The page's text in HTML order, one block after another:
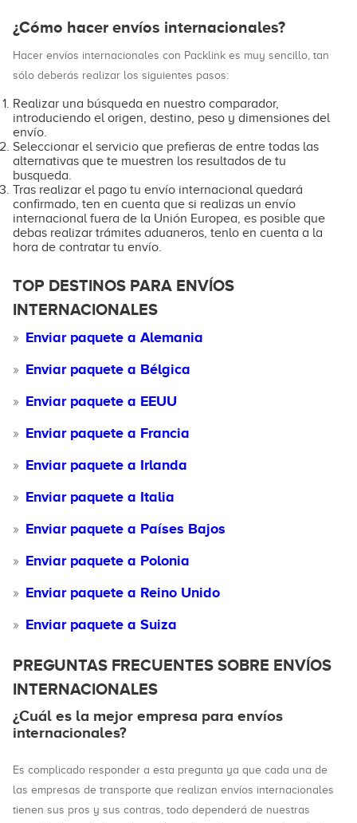
¿Cómo hacer envíos internacionales?
Hacer envíos internacionales con Packlink es muy sencillo, tan
sólo deberás realizar los siguientes pasos:
Realizar una búsqueda en nuestro comparador,
introduciendo el origen, destino, peso y dimensiones del
envío.
Seleccionar el servicio que prefieras de entre todas las
alternativas que te muestren los resultados de tu
busqueda.
Tras realizar el pago tu envío internacional quedará
confirmado, ten en cuenta que si realizas un envío
internacional fuera de la Unión Europea, es posible que
debas realizar trámites aduaneros, tenlo en cuenta a la
hora de contratar tu envío.
TOP DESTINOS PARA ENVÍOS
INTERNACIONALES
Enviar paquete a Alemania
Enviar paquete a Bélgica
Enviar paquete a EEUU
Enviar paquete a Francia
Enviar paquete a Irlanda
Enviar paquete a Italia
Enviar paquete a Países Bajos
Enviar paquete a Polonia
Enviar paquete a Reino Unido
Enviar paquete a Suiza
PREGUNTAS FRECUENTES SOBRE ENVÍOS
INTERNACIONALES
¿Cuál es la mejor empresa para envíos
internacionales?
Es complicado responder a esta pregunta ya que cada una de
las empresas de transporte que realizan envíos internacionales
tienen sus pros y sus contras, todo dependerá de nuestras